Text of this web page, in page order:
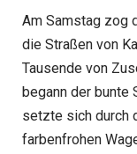
Am Samstag zog
die Straßen von
Tausende von
begann der bunte
setzte sich durch
farbenfrohen